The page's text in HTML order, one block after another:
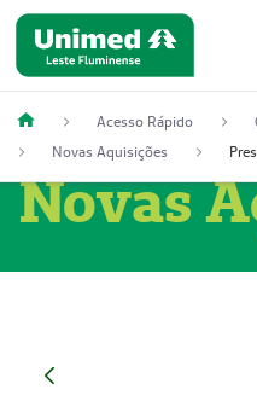
Acesso Rápido
Novas Aquisições
Novas